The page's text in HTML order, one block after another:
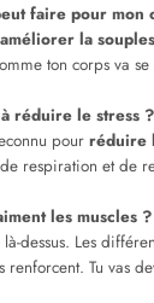
faire pour mon
améliorer la
ton corps va
réduire le stress ?
pour réduire
respiration et de
les muscles ?
dessus. Les
renforcent. Tu vas